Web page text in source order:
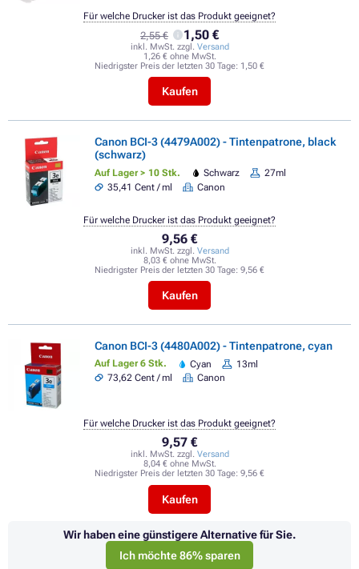
2,55 € 1,50 €
inkl. MwSt. zzgl. Versand
1,26 € ohne MwSt.
Niedrigster Preis der letzten 30 Tage: 1,50 €
Kaufen
Für welche Drucker ist das Produkt geeignet?
Canon BCI-3 (4479A002) - Tintenpatrone, black
(schwarz)
Auf Lager > 10 Stk. Schwarz
27ml
35,41 Cent / ml
Canon
9,56 €
inkl. MwSt. zzgl. Versand
8,03 € ohne MwSt.
Niedrigster Preis der letzten 30 Tage: 9,56 €
Kaufen
Für welche Drucker ist das Produkt geeignet?
Canon BCI-3 (4480A002) - Tintenpatrone, cyan
Auf Lager 6 Stk. Cyan
13ml
73,62 Cent / ml
Canon
9,57 €
inkl. MwSt. zzgl. Versand
8,04 € ohne MwSt.
Niedrigster Preis der letzten 30 Tage: 9,56 €
Kaufen
Für welche Drucker ist das Produkt geeignet?
Wir haben eine günstigere Alternative für Sie.
Ich möchte 86% sparen